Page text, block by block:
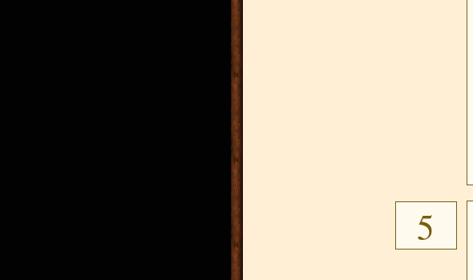
5